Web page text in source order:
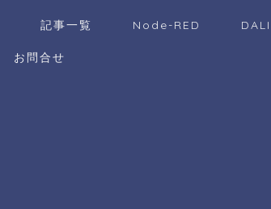
記事一覧 Node-RED DALI
お問合せ